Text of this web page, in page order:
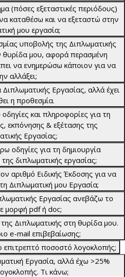
(πόσες εξεταστικές περιόδους)
καταθέσω και να εξεταστώ στην
μου εργασία;
υποβολής της Διπλωματικής
θυρίδα μου, αφορά περασμένη
να ενημερώσω κάποιον για να
αλλάξει;
Εργασίας, αλλά έχει
η προθεσμία.
και πληροφορίες για τη
εκπόνησης & εξέτασης της
Εργασίας;
οδηγίες για τη δημιουργία
διπλωματικής εργασίας;
αριθμό Ειδικής Έκδοσης για να
Διπλωματική μου Εργασία;
Εργασίας ανεβάζω το
μορφή pdf ή doc;
Διπλωματικής στη θυρίδα μου.
e-mail επιβεβαίωσης;
επιτρεπτό ποσοστό λογοκλοπής;
Εργασία, αλλά έχω >25%
Τι κάνω;